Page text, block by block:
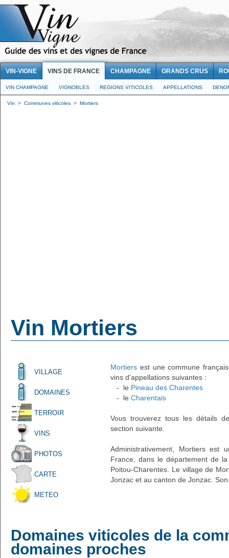
VIN-VIGNE VINS DE FRANCE CHAMPAGNE GRANDS CRUS
VIN CHAMPAGNE VIGNOBLES REGIONS VITICOLES APPELLATIONS
Vin > Communes viticoles > Mortiers
Vin Mortiers
VILLAGE
DOMAINES
TERROIR
VINS
PHOTOS
CARTE
METEO
Mortiers est une commune
vins d'appellations suivantes :
- le Pineau des Charentes
- le Charentais
Vous trouverez tous les détails
section suivante.
Administrativement, Mortiers
France, dans le département de
Poitou-Charentes. Le village de
Jonzac et au canton de Jonzac.
Domaines viticoles de la
domaines proches